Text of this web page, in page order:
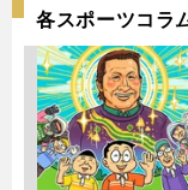
各スポーツコラ